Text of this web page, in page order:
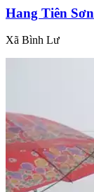
Hang Tiên Sơn
Xã Bình Lư